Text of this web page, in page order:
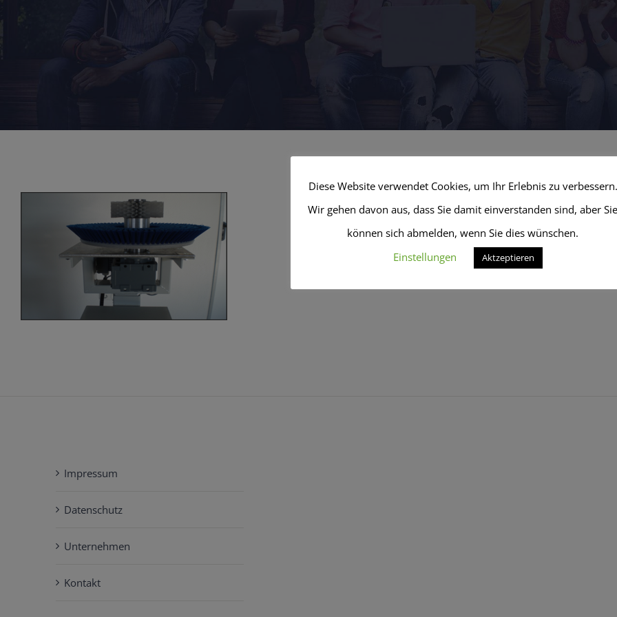
Impressum
Datenschutz
Unternehmen
Kontakt
Diese Website verwendet Cookies, um Ihr Erlebnis zu verbessern.
Wir gehen davon aus, dass Sie damit einverstanden sind, aber Sie
können sich abmelden, wenn Sie dies wünschen.
Einstellungen
Aktzeptieren